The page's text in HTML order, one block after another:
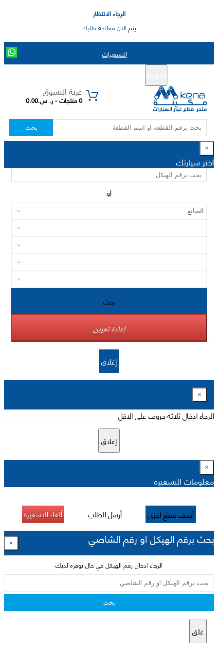
الرجاء الانتظار
يتم الان معالجة طلبك
التسعيرات
عربة التسوق
0 منتجات - ر. س.0.00
بحث
×
اختر سيارتك
او
بحث
إعادة تعيين
إغلاق
×
الرجاء ادخال ثلاثة حروف على الاقل
إغلاق
×
معلومات التسعيرة
أضف قطع اخرى أرسل الطلب ألغاء التسعيرة
بحث برقم الهيكل او رقم الشاصي ×
الرجاء ادخال رقم الهيكل في حال توفره لديك
بحث
غلق